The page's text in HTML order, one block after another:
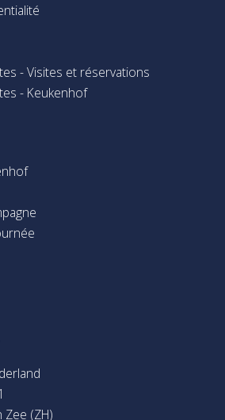
- Visites et réservations
- Keukenhof
Zee (ZH)